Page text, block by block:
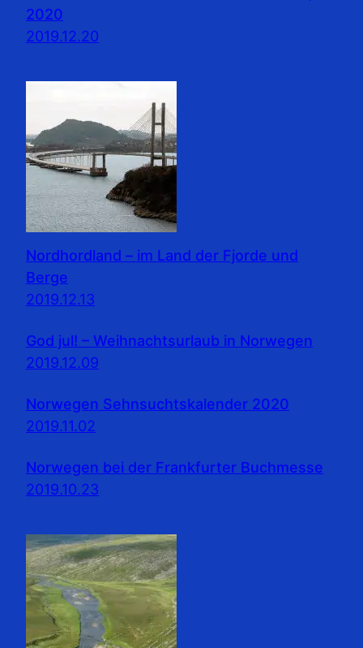
2020
2019.12.20
Nordhordland – im Land der Fjorde und
Berge
2019.12.13
God jul! – Weihnachtsurlaub in Norwegen
2019.12.09
Norwegen Sehnsuchtskalender 2020
2019.11.02
Norwegen bei der Frankfurter Buchmesse
2019.10.23